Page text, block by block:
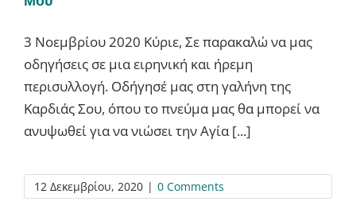
3 Νοεμβρίου 2020 Κύριε, Σε παρακαλώ να μας
οδηγήσεις σε μια ειρηνική και ήρεμη
περισυλλογή. Οδήγησέ μας στη γαλήνη της
Καρδιάς Σου, όπου το πνεύμα μας θα μπορεί να
ανυψωθεί για να νιώσει την Αγία [...]
12 Δεκεμβρίου, 2020 | 0 Comments